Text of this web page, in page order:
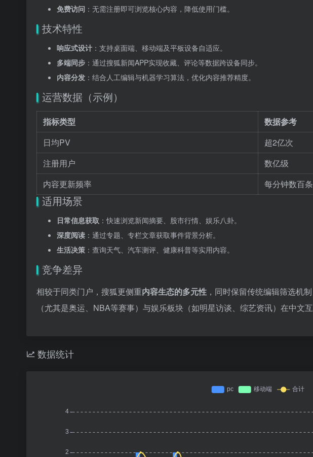
免费访问 ：无需注册即可浏览核心内容，降低使用门槛。
技术特性
响应式设计 ：支持桌面端、移动端及平板设备自适应。
多端同步 ：通过搜狐新闻APP实现收藏、评论等数据跨设备同步。
内容分发 ：结合人工编辑与机器学习算法，优化内容推荐精度。
运营数据（示例）
指标类型
数据参考
日均PV
超2亿次
注册用户
数亿级
内容更新频率
每分钟数百条
适用场景
日常信息获取 ：快速浏览新闻摘要、股市行情、娱乐八卦。
深度阅读 ：通过专题、专栏文章获取事件背景分析。
生活决策 ：查询天气、汽车测评、健康科普等实用内容。
竞争差异
相较于同类门户，搜狐更侧重内容生态的多元性 ，同时保留传统编辑筛选机
（尤其是奥运、NBA等赛事）与娱乐板块（如明星访谈、综艺资讯）在中文
数据统计